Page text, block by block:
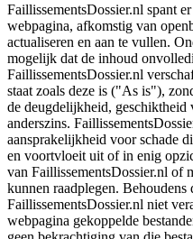
FaillissementsDossier.nl spant
webpagina, afkomstig van
actualiseren en aan te vullen.
mogelijk dat de inhoud
FaillissementsDossier.nl
staat zoals deze is ("As is"),
de deugdelijkheid, geschiktheid
anderszins.
aansprakelijkheid voor schade
en voortvloeit uit of in enig
van FaillissementsDossier.nl of
kunnen raadplegen. Behoudens
FaillissementsDossier.nl niet
webpagina gekoppelde